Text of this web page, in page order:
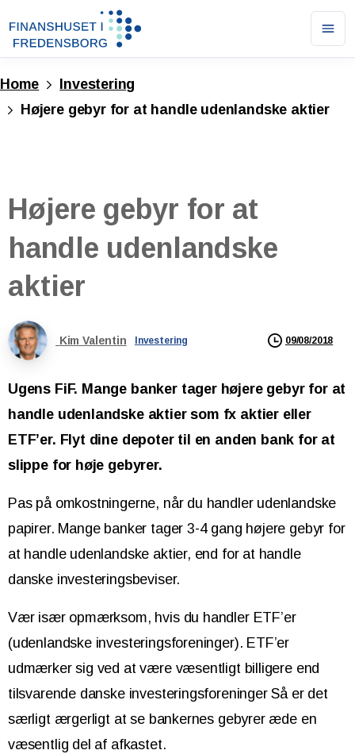
Home
Investering
Højere gebyr for at handle udenlandske aktier
Højere gebyr for at
handle udenlandske
aktier
Kim Valentin Investering 09/08/2018
Ugens FiF. Mange banker tager højere gebyr for at
handle udenlandske aktier som fx aktier eller
ETF’er. Flyt dine depoter til en anden bank for at
slippe for høje gebyrer.
Pas på omkostningerne, når du handler udenlandske
papirer. Mange banker tager 3-4 gang højere gebyr for
at handle udenlandske aktier, end for at handle
danske investeringsbeviser.
Vær især opmærksom, hvis du handler ETF’er
(udenlandske investeringsforeninger). ETF’er
udmærker sig ved at være væsentligt billigere end
tilsvarende danske investeringsforeninger Så er det
særligt ærgerligt at se bankernes gebyrer æde en
væsentlig del af afkastet.